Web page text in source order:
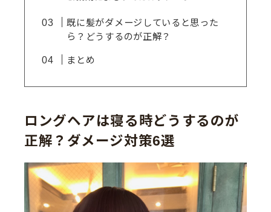
既に髪がダメージしていると思った
ら？どうするのが正解？
まとめ
ロングヘアは寝る時どうするのが
正解？ダメージ対策6選